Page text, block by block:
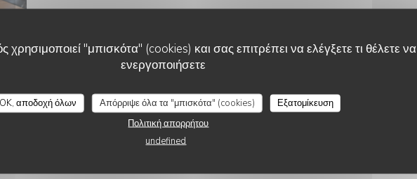
χρησιμοποιεί "μπισκότα" (cookies) και σας επιτρέπει να ελέγξετε τι θέλετε να
ενεργοποιήσετε
OK, αποδοχή όλων Απόρριψε όλα τα "μπισκότα" (cookies)
Εξατομίκευση
Πολιτική απορρήτου
undefined
FRIT'HOUSE